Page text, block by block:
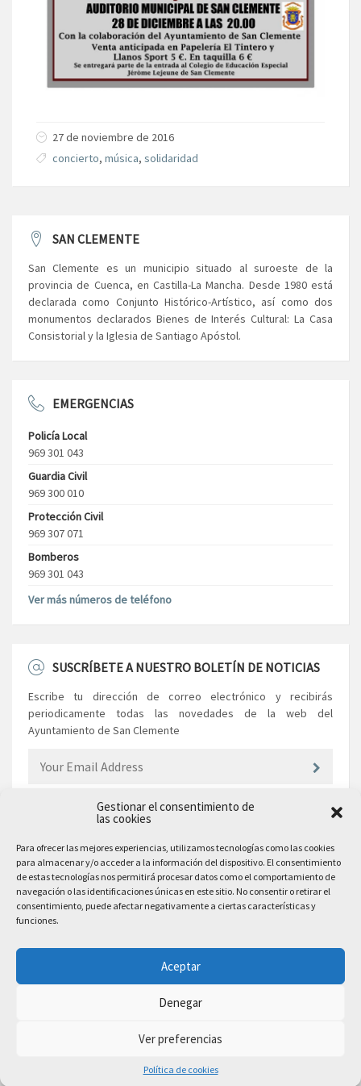
Gestionar el consentimiento de
las cookies
Para ofrecer las mejores experiencias, utilizamos tecnologías como las cookies
para almacenar y/o acceder a la información del dispositivo. El consentimiento
de estas tecnologías nos permitirá procesar datos como el comportamiento de
navegación o las identificaciones únicas en este sitio. No consentir o retirar el
consentimiento, puede afectar negativamente a ciertas características y
funciones.
Aceptar
Denegar
Ver preferencias
Política de cookies
27 de noviembre de 2016
concierto, música, solidaridad
SAN CLEMENTE
San Clemente es un municipio situado al suroeste de la
provincia de Cuenca, en Castilla-La Mancha. Desde 1980 está
declarada como Conjunto Histórico-Artístico, así como dos
monumentos declarados Bienes de Interés Cultural: La Casa
Consistorial y la Iglesia de Santiago Apóstol.
EMERGENCIAS
Policía Local
969 301 043
Guardia Civil
969 300 010
Protección Civil
969 307 071
Bomberos
969 301 043
Ver más números de teléfono
SUSCRÍBETE A NUESTRO BOLETÍN DE NOTICIAS
Escribe tu dirección de correo electrónico y recibirás
periodicamente todas las novedades de la web del
Ayuntamiento de San Clemente
EL AYUNTAMIENTO
Plaza Mayor, 10
San Clemente, 16600, Cuenca
Teléfono: 969 300 003
Email Comunicación y Publicidad:
comunicacion@sanclemente.es
2023 © Ayuntamiento de San Clemente. Todos los derechos reservados